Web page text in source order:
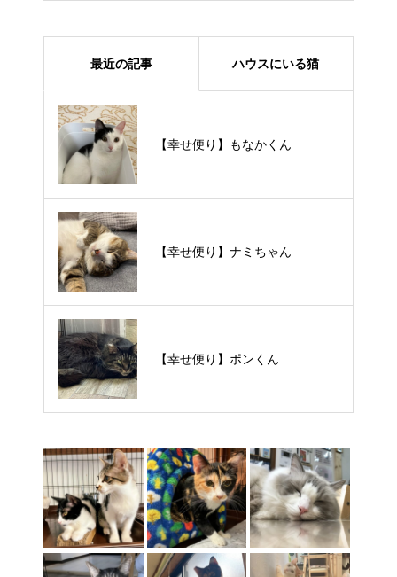
最近の記事 ハウスにいる猫
【幸せ便り】もなかくん
【幸せ便り】ナミちゃん
【幸せ便り】ポンくん
【里親様募集中】メメちゃん
【里親様募集中】スンスンちゃん
【里親様募集中】タルトくん